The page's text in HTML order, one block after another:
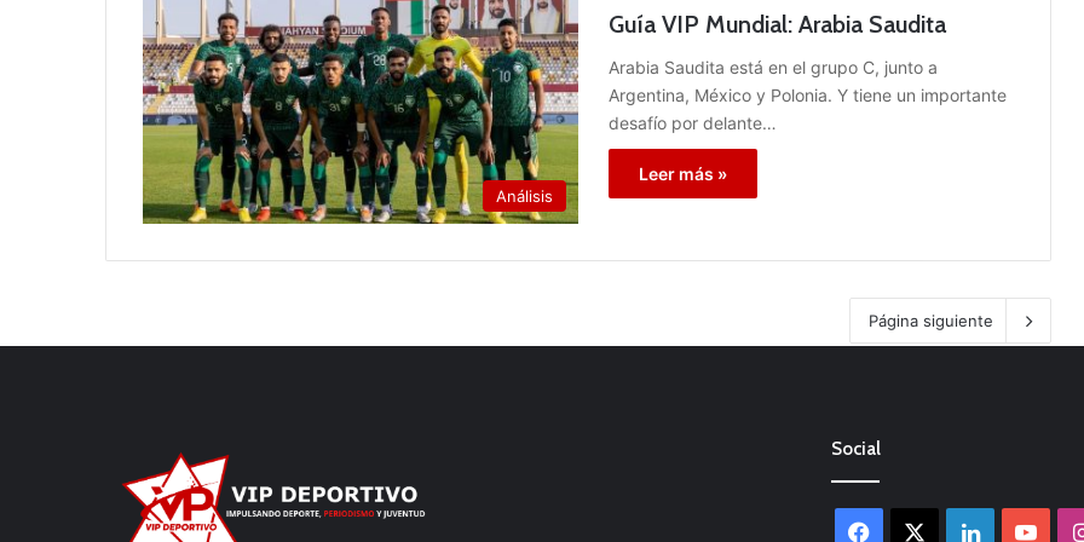
Análisis
Guía VIP Mundial: Arabia Saudita
Arabia Saudita está en el grupo C, junto a
Argentina, México y Polonia. Y tiene un importante
desafío por delante…
Leer más »
Página siguiente
Social
Facebook LinkedIn